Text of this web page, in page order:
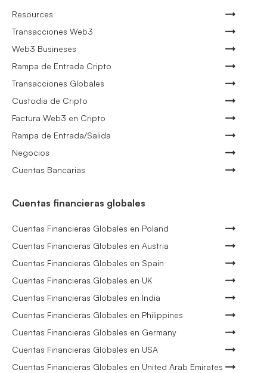
Resources
Transacciones Web3
Web3 Busineses
Rampa de Entrada Cripto
Transacciones Globales
Custodia de Cripto
Factura Web3 en Cripto
Rampa de Entrada/Salida
Negocios
Cuentas Bancarias
Cuentas financieras globales
Cuentas Financieras Globales en Poland
Cuentas Financieras Globales en Austria
Cuentas Financieras Globales en Spain
Cuentas Financieras Globales en UK
Cuentas Financieras Globales en India
Cuentas Financieras Globales en Philippines
Cuentas Financieras Globales en Germany
Cuentas Financieras Globales en USA
Cuentas Financieras Globales en United Arab Emirates